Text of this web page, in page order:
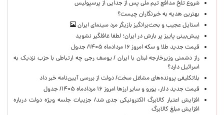
شروع تلخ مدافع تیم ملی پس از جدایی از پرسپولیس
بهترین هدیه به خبرنگاران چیست؟
استایل عجیب و بحث‌برانگیز بازیگر مرد سینمای ایران
پیش‌بینی پاییز پر بارش در ایران؛ لطفا غافلگیر نشوید
قیمت جدید طلا و سکه امروز ۱۶ مردادماه ۱۴۰۵/ جدول
راز دشمنی وزیرخارجه لبنان با ایران / یوسف رجی چه ارتباطی با حزب نزدیک به
اسرائیل دارد؟
بلاتکلیفی پرونده‌های مشاغل سخت/ دولت از بررسی آیین‌نامه خبر داد
قیمت جدید دلار، یورو و سایر ارزها امروز ۱۶ مردادماه ۱۴۰۵/ جدول
افزایش اعتبار کالابرگ الکترونیکی جدی شد/ جزییات جلسه ویژه دولت درباره
افزایش مبلغ کالابرگ